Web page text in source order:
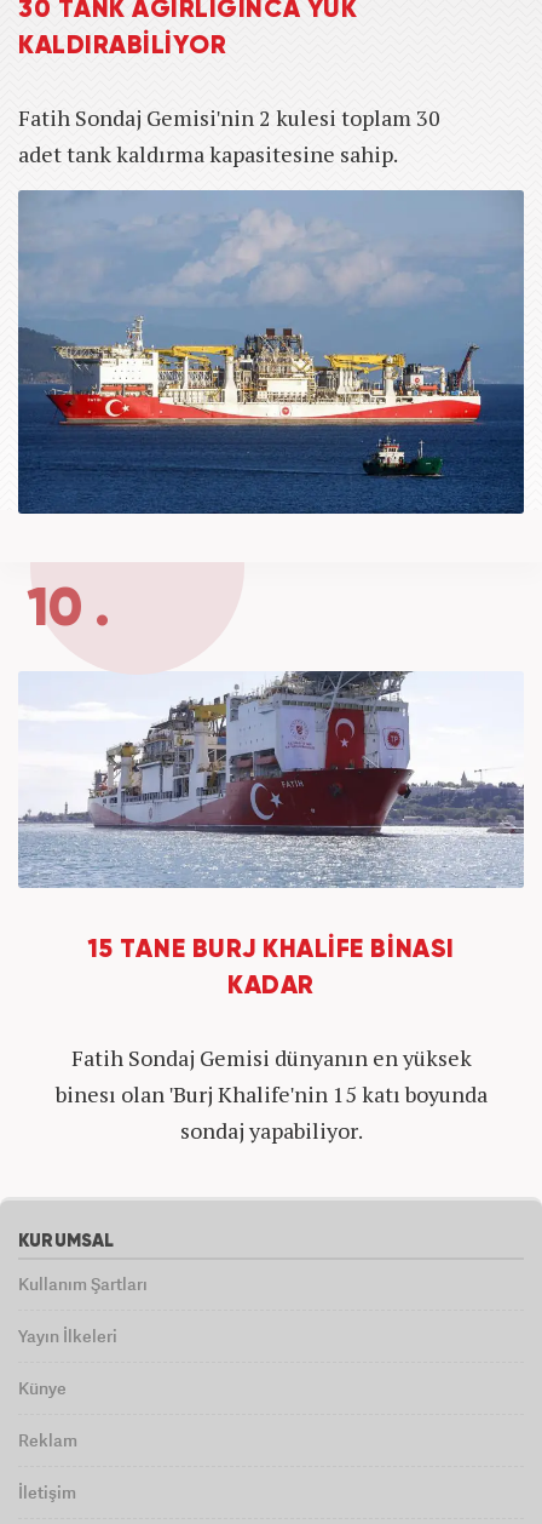
30 TANK AĞIRLIĞINCA YÜK
KALDIRABİLİYOR
Fatih Sondaj Gemisi'nin 2 kulesi toplam 30
adet tank kaldırma kapasitesine sahip.
10 .
15 TANE BURJ KHALİFE BİNASI
KADAR
Fatih Sondaj Gemisi dünyanın en yüksek
binesı olan 'Burj Khalife'nin 15 katı boyunda
sondaj yapabiliyor.
KURUMSAL
Kullanım Şartları
Yayın İlkeleri
Künye
Reklam
İletişim